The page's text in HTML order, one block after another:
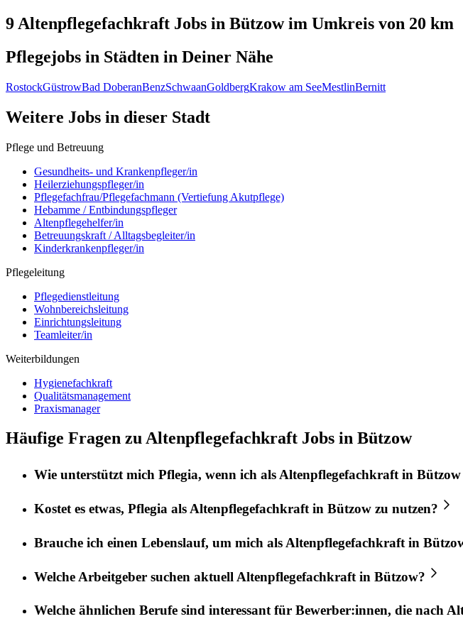
9 Altenpflegefachkraft Jobs in Bützowim Umkreis von 20 km
Pflegejobs in Städten in Deiner Nähe
RostockGüstrowBad DoberanBenzSchwaanGoldbergKrakow am SeeMestlinBernitt
Weitere Jobs in dieser Stadt
Pflege und Betreuung
Gesundheits- und Krankenpfleger/in
Heilerziehungspfleger/in
Pflegefachfrau/Pflegefachmann (Vertiefung Akutpflege)
Hebamme / Entbindungspfleger
Altenpflegehelfer/in
Betreuungskraft / Alltagsbegleiter/in
Kinderkrankenpfleger/in
Pflegeleitung
Pflegedienstleitung
Wohnbereichsleitung
Einrichtungsleitung
Teamleiter/in
Weiterbildungen
Hygienefachkraft
Qualitätsmanagement
Praxismanager
Häufige Fragen zu Altenpflegefachkraft Jobs in Bützow
Wie unterstützt mich Pflegia, wenn ich alsAltenpflegefachkraftin Bützow
Kostet es etwas, Pflegia als Altenpflegefachkraft in Bützow zu nutzen?
Brauche ich einen Lebenslauf, um mich als Altenpflegefachkraft in
Welche Arbeitgeber suchen aktuell Altenpflegefachkraft in Bützow?
Welche ähnlichen Berufe sind interessant für Bewerber:innen, die nach